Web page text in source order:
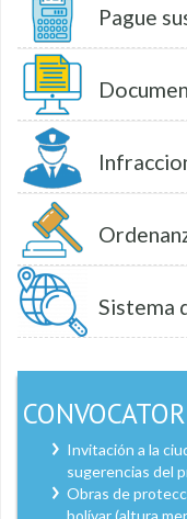
Pague
Sistema
Invitación a la
sugerencias del
Obras de
bolívar (altura